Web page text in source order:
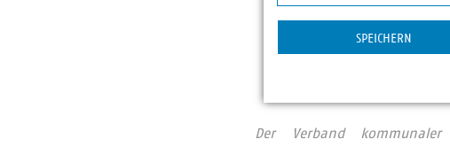
Ja: 21 Prozent
Der Verband
Statistik
SPEICHERN